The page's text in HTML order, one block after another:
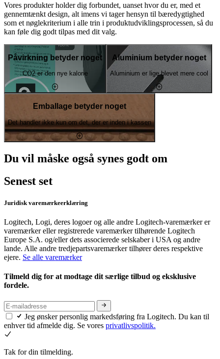
Vores produkter holder dig forbundet, uanset hvor du er, med et
gennemtænkt design, alt imens vi tager hensyn til bæredygtighed
som et nøglekriterium i alle trin i produktudviklingsprocessen, så du
kan føle dig godt tilpas med dit valg.
Påvirkning betyder noget
CO2 er den nye kalorie
Aluminium betyder noget
Aluminium er lige blevet mere cool
Emballage betyder noget
Det handler ikke kun om det, der er inden i kassen
Du vil måske også synes godt om
Senest set
Juridisk varemærkeerklæring
Logitech, Logi, deres logoer og alle andre Logitech-varemærker er
varemærker eller registrerede varemærker tilhørende Logitech
Europe S.A. og/eller dets associerede selskaber i USA og andre
lande. Alle andre tredjepartsvaremærker tilhører deres respektive
ejere. Se alle varemærker
Tilmeld dig for at modtage dit særlige tilbud og eksklusive
fordele.
Jeg ønsker personlig markedsføring fra Logitech. Du kan til
enhver tid afmelde dig. Se vores privatlivspolitik.
Tak for din tilmelding.